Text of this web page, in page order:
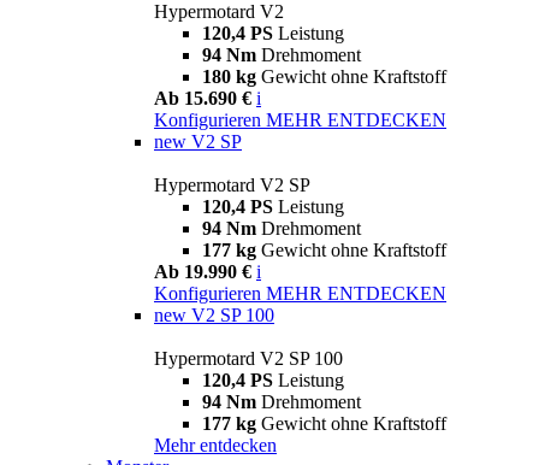
Hypermotard V2
120,4 PS Leistung
94 Nm Drehmoment
180 kg Gewicht ohne Kraftstoff
Ab 15.690 € i
Konfigurieren MEHR ENTDECKEN
new V2 SP
Hypermotard V2 SP
120,4 PS Leistung
94 Nm Drehmoment
177 kg Gewicht ohne Kraftstoff
Ab 19.990 € i
Konfigurieren MEHR ENTDECKEN
new V2 SP 100
Hypermotard V2 SP 100
120,4 PS Leistung
94 Nm Drehmoment
177 kg Gewicht ohne Kraftstoff
Mehr entdecken